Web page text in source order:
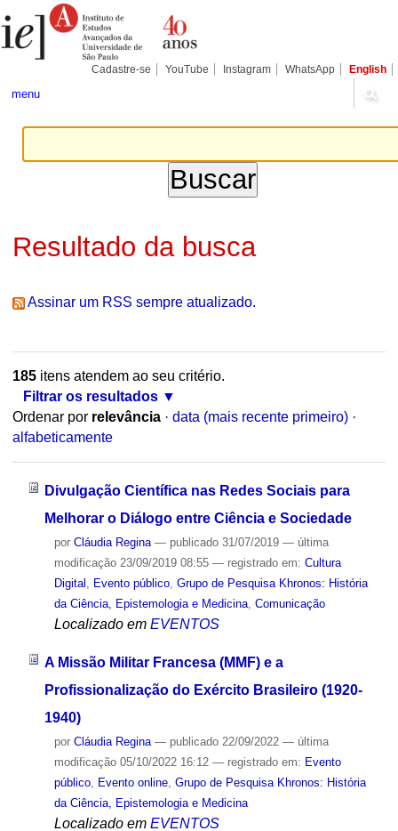
para
conteúdo.
Pessoais
Cadastre-se YouTube Instagram WhatsApp English
menu
Resultado da busca
Assinar um RSS sempre atualizado.
185itens atendem ao seu critério.
Filtrar os resultados
Ordenar por relevância · data (mais recente primeiro) ·
alfabeticamente
Divulgação Científica nas Redes Sociais para
Melhorar o Diálogo entre Ciência e Sociedade
por Cláudia Regina — publicado31/07/2019 — última
modificação23/09/2019 08:55 — registrado em: Cultura
Digital
Evento público, Grupo de Pesquisa Khronos: História
da Ciência, Epistemologia e Medicina, Comunicação
Localizado em EVENTOS
A Missão Militar Francesa (MMF) e a
Profissionalização do Exército Brasileiro (1920-
1940)
por Cláudia Regina — publicado22/09/2022 — última
modificação05/10/2022 16:12 — registrado em: Evento
público, Evento online, Grupo de Pesquisa Khronos: História
da Ciência, Epistemologia e Medicina
Localizado em EVENTOS